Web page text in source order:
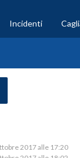
Incidenti
2017 alle 17:20